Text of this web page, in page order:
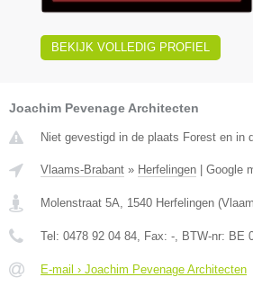
BEKIJK VOLLEDIG PROFIEL
Joachim Pevenage Architecten
Niet gevestigd in de plaats Forest en in
Vlaams-Brabant » Herfelingen Google
Molenstraat 5A, 1540 Herfelingen (
Tel: 0478 92 04 84, Fax: -, BTW-nr: BE
E-mail › Joachim Pevenage Architecten